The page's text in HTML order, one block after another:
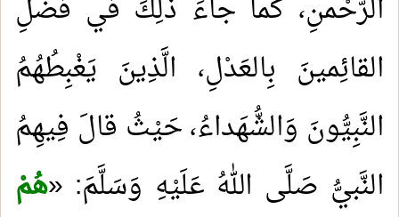
الرَّحْمنِ، كَما جاءَ ذَلِكَ في فَضْلِ
القائِمينَ بِالعَدْلِ، الَّذِينَ يَغْبِطُهُمُ
النَّبِيُّونَ وَالشُّهَداءُ، حَيْثُ قالَ فِيهِمُ
النَّبيُّ صَلَّى اللهُ عَلَيْهِ وَسَلَّمَ: «هُمْ